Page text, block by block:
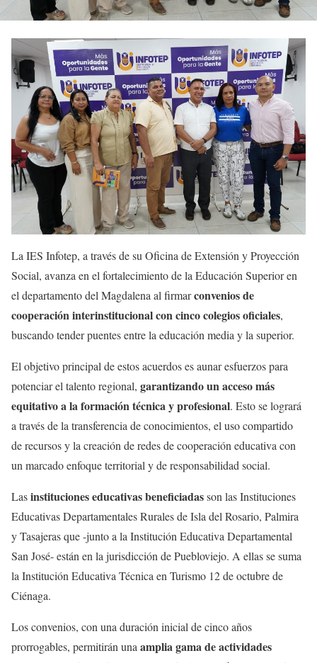
La IES Infotep, a través de su Oficina de Extensión y Proyección
Social, avanza en el fortalecimiento de la Educación Superior en
el departamento del Magdalena al firmarconvenios de
cooperación interinstitucional con cinco colegios oficiales,
buscando tender puentes entre la educación media y la superior.
El objetivo principal de estos acuerdos es aunar esfuerzos para
potenciar el talento regional, garantizando un acceso más
equitativo a la formación técnica y profesional. Esto se logrará
a través de la transferencia de conocimientos, el uso compartido
de recursos y la creación de redes de cooperación educativa con
un marcado enfoque territorial y de responsabilidad social.
Lasinstituciones educativas beneficiadasson las Instituciones
Educativas Departamentales Rurales de Isla del Rosario, Palmira
y Tasajeras que -junto a la Institución Educativa Departamental
San José- están en la jurisdicción de Puebloviejo. A ellas se suma
la Institución Educativa Técnica en Turismo 12 de octubre de
Ciénaga.
Los convenios, con una duración inicial de cinco años
prorrogables, permitirán una amplia gama de actividades